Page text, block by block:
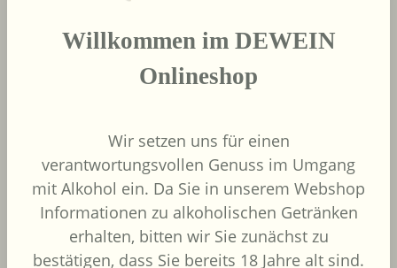
Liter)UVP48,00 €
In den Warenkorb
Willkommen im DEWEIN
Onlineshop
Wir setzen uns für einen
verantwortungsvollen Genuss im Umgang
mit Alkohol ein. Da Sie in unserem Webshop
Informationen zu alkoholischen Getränken
erhalten, bitten wir Sie zunächst zu
bestätigen, dass Sie bereits 18 Jahre alt sind.